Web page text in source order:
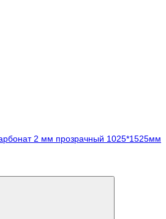
2 мм прозрачный 1025*1525мм